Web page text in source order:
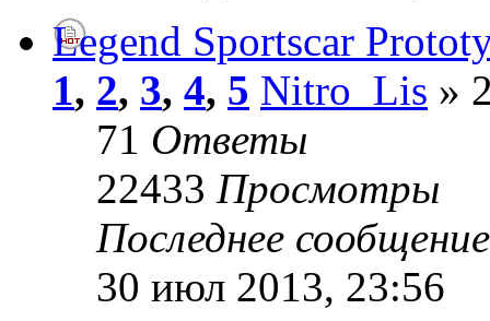
Legend Sportscar
1, 2, 3, 4, 5 Nitro_Lis »
71 Ответы
22433 Просмотры
Последнее
30 июл 2013, 23:56